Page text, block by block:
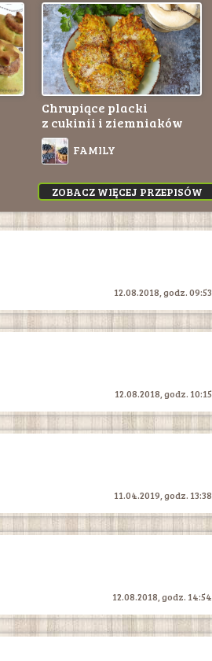
Chrupiące placki
z cukinii i ziemniaków
FAMILY
ZOBACZ WIĘCEJ PRZEPISÓW
12.08.2018, godz. 09:53
12.08.2018, godz. 10:15
11.04.2019, godz. 13:38
12.08.2018, godz. 14:54